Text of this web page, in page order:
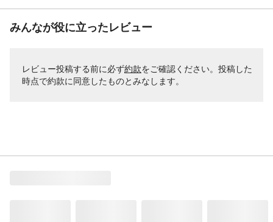
みんなが役に立ったレビュー
レビュー投稿する前に必ず約款をご確認ください。投稿した
時点で約款に同意したものとみなします。